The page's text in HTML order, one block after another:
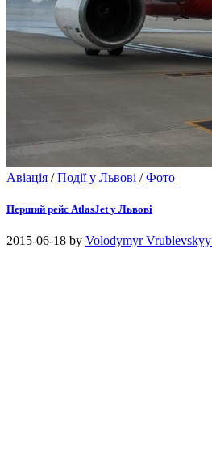
Авіація /Події у Львові /Фото
Перший рейс AtlasJet у Львові
2015-06-18 by Volodymyr Vrublevskyy